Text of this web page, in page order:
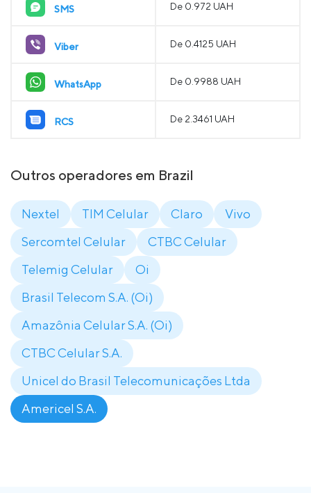
SMS De 0.972 UAH
Viber De 0.4125 UAH
WhatsApp De 0.9988 UAH
RCS De 2.3461 UAH
Outros operadores em Brazil
Nextel TIM Celular Claro
Vivo
Sercomtel Celular
CTBC Celular
Telemig Celular
Oi
Brasil Telecom S.A. (Oi)
Amazônia Celular S.A. (Oi)
CTBC Celular S.A.
Unicel do Brasil Telecomunicações Ltda
Americel S.A.